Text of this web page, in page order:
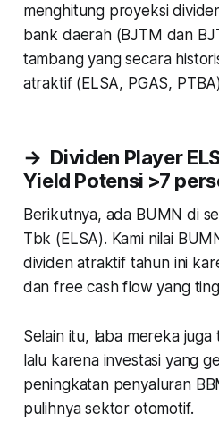
menghitung proyeksi
bank daerah (BJTM dan
tambang yang secara
atraktif (ELSA, PGAS,
→ Dividen Player
Yield Potensi >7
Berikutnya, ada BUMN di
Tbk (ELSA). Kami nilai
dividen atraktif tahun ini
danfree cash flowyang
Selain itu, laba mereka
lalu karena investasi yang
peningkatan penyaluran
pulihnya sektor otomotif.